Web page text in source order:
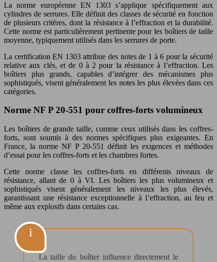
La norme européenne EN 1303 s’applique spécifiquement aux
cylindres de serrures. Elle définit des classes de sécurité en fonction
de plusieurs critères, dont la résistance à l’effraction et la durabilité.
Cette norme est particulièrement pertinente pour les boîtiers de taille
moyenne, typiquement utilisés dans les serrures de porte.
La certification EN 1303 attribue des notes de 1 à 6 pour la sécurité
relative aux clés, et de 0 à 2 pour la résistance à l’effraction. Les
boîtiers plus grands, capables d’intégrer des mécanismes plus
sophistiqués, visent généralement les notes les plus élevées dans ces
catégories.
Norme NF P 20-551 pour coffres-forts volumineux
Les boîtiers de grande taille, comme ceux utilisés dans les coffres-
forts, sont soumis à des normes spécifiques plus exigeantes. En
France, la norme NF P 20-551 définit les exigences et méthodes
d’essai pour les coffres-forts et les chambres fortes.
Cette norme classe les coffres-forts en différents niveaux de
résistance, allant de 0 à VI. Les boîtiers les plus volumineux et
sophistiqués visent généralement les niveaux les plus élevés,
garantissant une résistance exceptionnelle à l’effraction, au feu et
même aux explosifs dans certains cas.
La taille du boîtier influence directement le